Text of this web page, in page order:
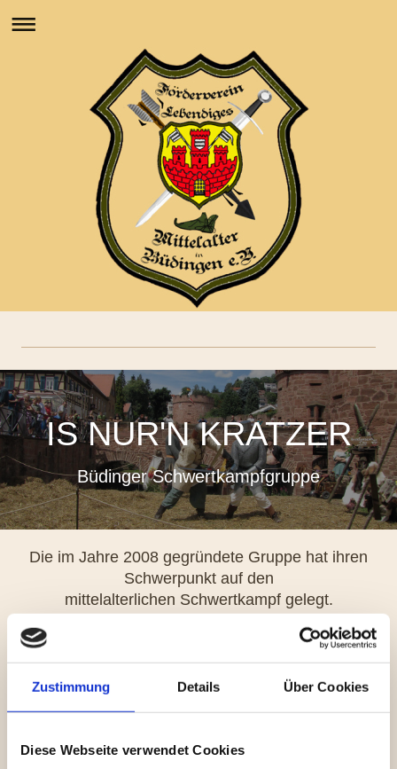
Zustimmung Details Über Cookies
Diese Webseite verwendet Cookies
IS NUR'N KRATZER
Büdinger Schwertkampfgruppe
Die im Jahre 2008 gegründete Gruppe hat ihren
Schwerpunkt auf den
mittelalterlichen Schwertkampf gelegt.
Dabei war die Motivation überwiegend in Richtung
Showkampf ausgerichtet,
wobei einige Mitglieder sich ebenso im gerüsteten
haben.